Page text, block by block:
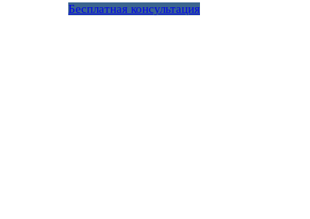
Бесплатная консультация